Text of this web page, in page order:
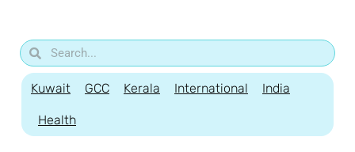
Kuwait GCC Kerala International India
Health